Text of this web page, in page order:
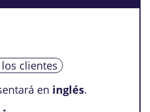
clientes
en inglés.